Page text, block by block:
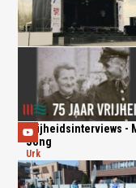
Vrijheidsinterviews -
Jong
urk